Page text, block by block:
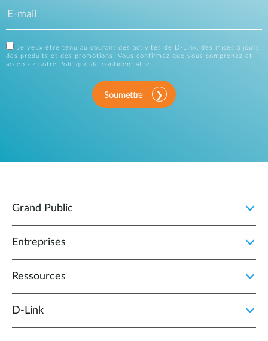
Je veux être tenu au courant des activités de D-Link, des mises à jours
des produits et des promotions. Vous confirmez que vous comprenez et
acceptez notre
Politique de confidentialité
Soumettre
Grand Public
Entreprises
Ressources
D‑Link